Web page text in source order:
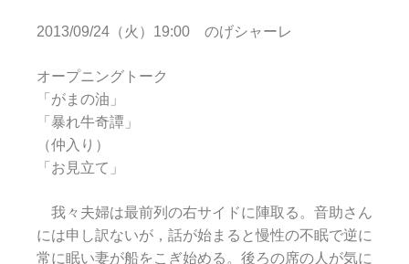
ス
ッ
プ
2013/09/24（火）19:00 のげシャーレ
オープニングトーク
「がまの油」
「暴れ牛奇譚」
（仲入り）
「お見立て」
我々夫婦は最前列の右サイドに陣取る。音助さん
には申し訳ないが，話が始まると慢性の不眠で逆に
常に眠い妻が船をこぎ始める。後ろの席の人が気に